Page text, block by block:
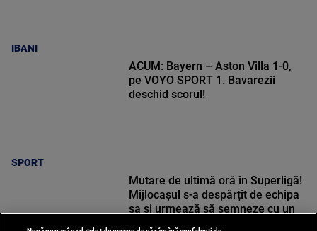
IBANI
SPORT
ACUM: Bayern – Aston Villa 1-0,
pe VOYO SPORT 1. Bavarezii
deschid scorul!
Mutare de ultimă oră în Superligă!
Mijlocașul s-a despărțit de echipa
sa și urmează să semneze cu un